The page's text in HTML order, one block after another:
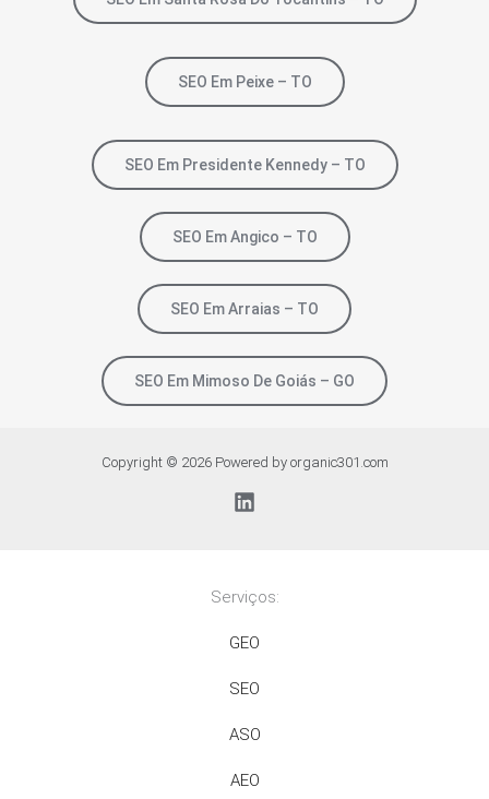
SEO Em Peixe – TO
SEO Em Presidente Kennedy – TO
SEO Em Angico – TO
SEO Em Arraias – TO
SEO Em Mimoso De Goiás – GO
Copyright © 2026 Powered by organic301.com
Serviços:
GEO
SEO
ASO
AEO